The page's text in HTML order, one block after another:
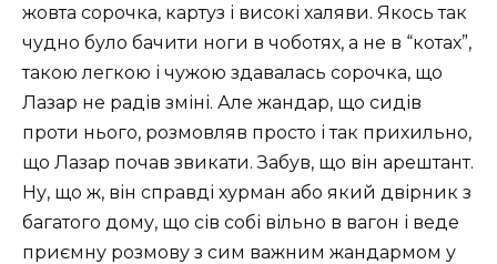
жовта сорочка, картуз і високі халяви. Якось так
чудно було бачити ноги в чоботях, а не в “котах”,
такою легкою і чужою здавалась сорочка, що
Лазар не радів зміні. Але жандар, що сидів
проти нього, розмовляв просто і так прихильно,
що Лазар почав звикати. Забув, що він арештант.
Ну, що ж, він справді хурман або який двірник з
багатого дому, що сів собі вільно в вагон і веде
приємну розмову з сим важним жандармом у